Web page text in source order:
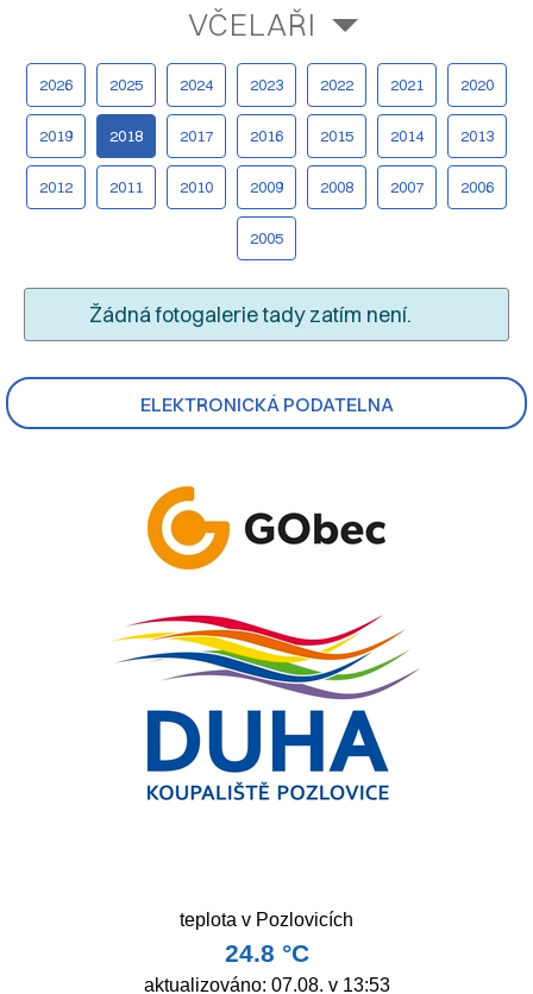
ELEKTRONICKÁ PODATELNA
VČELAŘI
2026 2025 2024 2023 2022 2021 2020
2019 2018 2017 2016 2015 2014 2013
2012 2011 2010 2009 2008 2007 2006
2005
Žádná fotogalerie tady zatím není.